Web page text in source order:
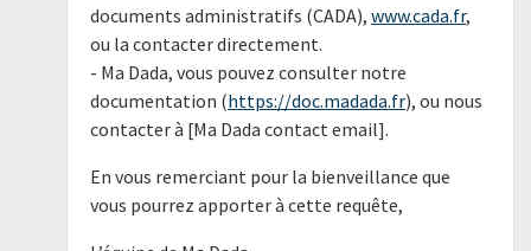
documents administratifs (CADA), www.cada.fr,
ou la contacter directement.
- Ma Dada, vous pouvez consulter notre
documentation (https://doc.madada.fr), ou nous
contacter à [Ma Dada contact email].
En vous remerciant pour la bienveillance que
vous pourrez apporter à cette requête,